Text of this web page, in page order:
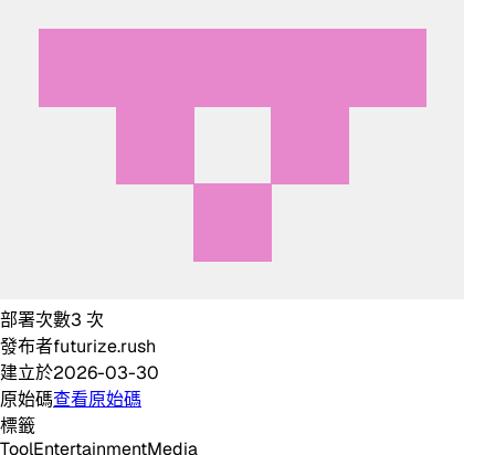
部署次數3 次
發布者futurize.rush
建立於2026-03-30
原始碼查看原始碼
標籤
ToolEntertainmentMedia